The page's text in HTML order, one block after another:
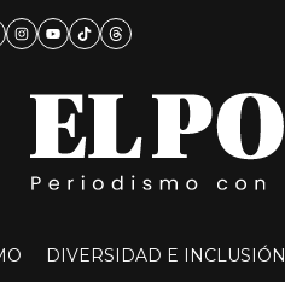
DIVERSIDAD E INCLUSIÓN